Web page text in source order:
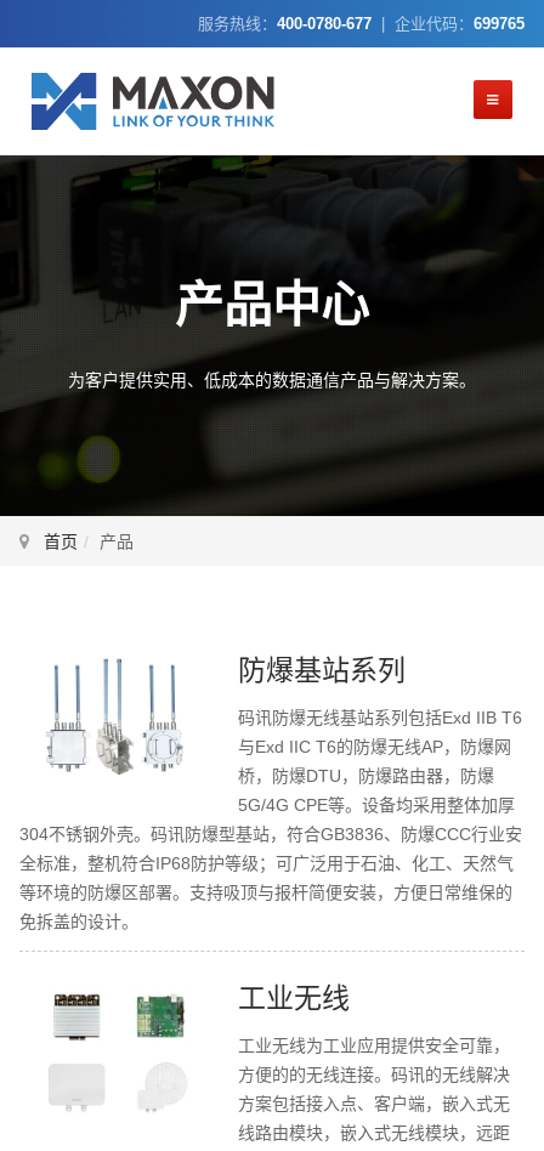
服务热线： 400-0780-677 | 企业代码： 699765
产品中心
为客户提供实用、低成本的数据通信产品与解决方案。
首页 产品
防爆基站系列
码讯防爆无线基站系列包括Exd IIB T6
与Exd IIC T6的防爆无线AP，防爆网
桥，防爆DTU，防爆路由器，防爆
5G/4G CPE等。设备均采用整体加厚
304不锈钢外壳。码讯防爆型基站，符合GB3836、防爆CCC行业安
全标准，整机符合IP68防护等级；可广泛用于石油、化工、天然气
等环境的防爆区部署。支持吸顶与报杆简便安装，方便日常维保的
免拆盖的设计。
工业无线
工业无线为工业应用提供安全可靠，
方便的的无线连接。码讯的无线解决
方案包括接入点、客户端，嵌入式无
线路由模块，嵌入式无线模块，远距